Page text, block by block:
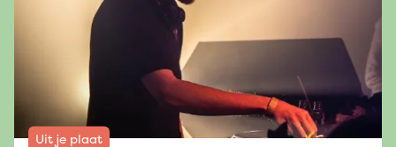
Uit je plaat